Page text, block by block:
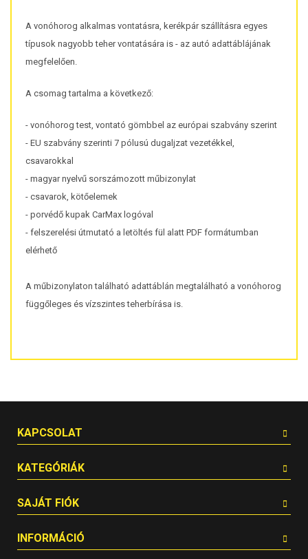
A vonóhorog alkalmas vontatásra, kerékpár szállításra egyes
típusok nagyobb teher vontatására is - az autó adattáblájának
megfelelően.
A csomag tartalma a következő:
- vonóhorog test, vontató gömbbel az európai szabvány szerint
- EU szabvány szerinti 7 pólusú dugaljzat vezetékkel,
csavarokkal
- magyar nyelvű sorszámozott műbizonylat
- csavarok, kötőelemek
- porvédő kupak CarMax logóval
- felszerelési útmutató a letöltés fül alatt PDF formátumban
elérhető
A műbizonylaton található adattáblán megtalálható a vonóhorog
függőleges és vízszintes teherbírása is.
KAPCSOLAT
KATEGÓRIÁK
SAJÁT FIÓK
INFORMÁCIÓ